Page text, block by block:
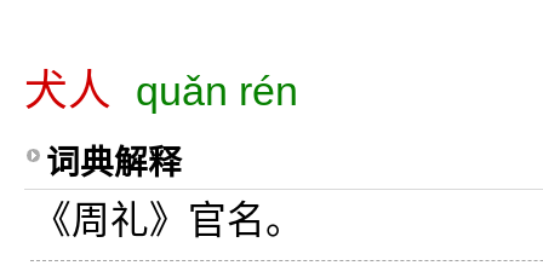
犬人 quǎn rén
词典解释
《周礼》官名。